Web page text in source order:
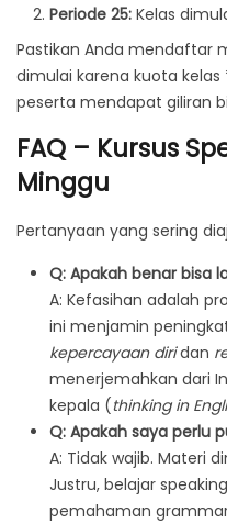
Periode 25: Kelas
Pastikan Anda mendaftar
dimulai karena kuota
peserta mendapat giliran
FAQ – Kursus
Minggu
Pertanyaan yang sering
Q: Apakah benar bisa
A: Kefasihan adalah
ini menjamin
kepercayaan diridan
menerjemahkan dari
kepala (thinking in
Q: Apakah saya perlu
A: Tidak wajib. Materi
Justru, belajar
pemahaman